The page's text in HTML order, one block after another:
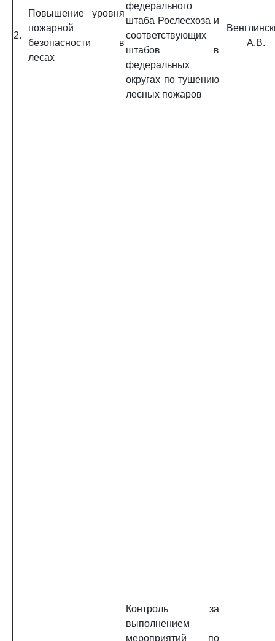
2.
Повышение уровня
пожарной
безопасности в
лесах
федерального
штаба Рослесхоза и
соответствующих
штабов в
федеральных
округах по тушению
лесных пожаров
А.В.
Контроль за
выполнением
мероприятий по